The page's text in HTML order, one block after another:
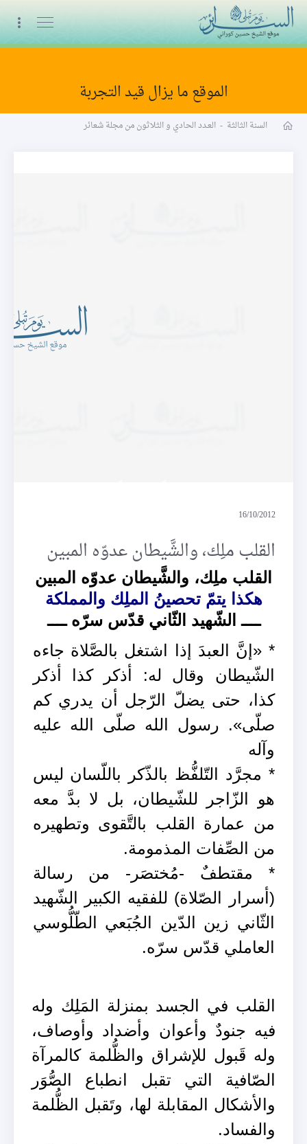
البث المباشر
الموقع ما يزال قيد التجربة
السنة الثالثة - العـدد الحادي و الثلاثون من مجلة شعائر
16/10/2012
القلب ملِك، والشَّيطان عدوّه المبين
القلب ملِك، والشَّيطان عدوّه المبين
هكذا يتمّ تحصينُ الملِك والمملكة
ــــ الشّهيد الثّاني قدّس سرّه ــــ
* «إنَّ العبدَ إذا اشتغل بالصَّلاة جاءه
الشّيطان وقال له: أذكر كذا أذكر
كذا، حتى يضلّ الرّجل أن يدري كم
صلّى». رسول الله صلّى الله عليه
وآله
* مجرَّد التّلفُّظ بالذّكر باللّسان ليس
هو الزّاجر للشّيطان، بل لا بدَّ معه
من عمارة القلب بالتَّقوى وتطهيره
من الصِّفات المذمومة.
* مقتطفٌ -مُختصَر- من رسالة
(أسرار الصّلاة) للفقيه الكبير الشّهيد
الثّاني زين الدّين الجُبَعي الطّلُّوسي
العاملي قدّس سرّه.
القلب في الجسد بمنزلة المَلِك وله
فيه جنودٌ وأعوان وأضداد وأوصاف،
وله قَبول للإشراق والظُّلمة كالمرآة
الصّافية التي تقبل انطباع الصُّوَر
والأشكال المقابلة لها، وتَقبل الظُّلمة
والفساد.